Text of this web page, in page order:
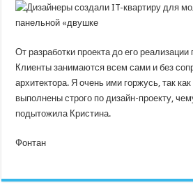
От разработки проекта до его
Клиенты занимаются всем сами и без
архитектора. Я очень ими горжусь, так
выполнены строго по дизайн-проекту,
подытожила Кристина.
Фонтан